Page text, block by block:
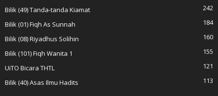
Bilik (49) Tanda-tanda Kiamat
242
Bilik (01) Fiqh As Sunnah
184
Bilik (08) Riyadhus Solihin
160
Bilik (101) Fiqh Wanita 1
155
UiTO Bicara THTL
121
Bilik (40) Asas Ilmu Hadits
113